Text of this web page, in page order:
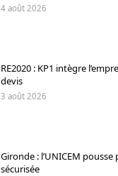
4 août 2026
RE2020 : KP1 intègre
devis
3 août 2026
Gironde : l’UNICEM
sécurisée